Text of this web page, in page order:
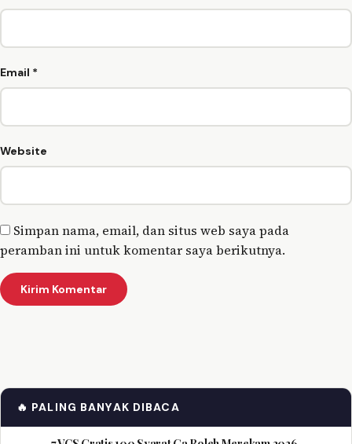
Email *
Website
Simpan nama, email, dan situs web saya pada
peramban ini untuk komentar saya berikutnya.
🔥 PALING BANYAK DIBACA